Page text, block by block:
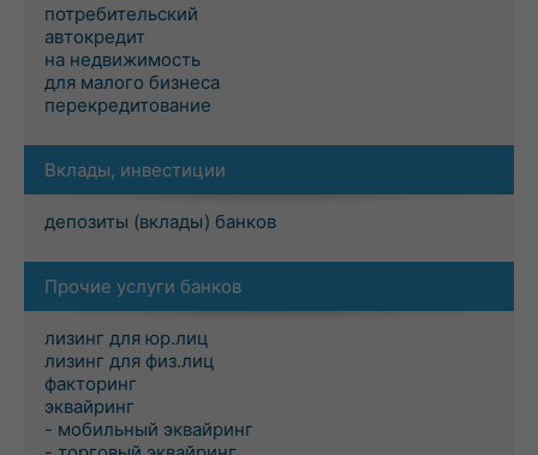
потребительский
автокредит
на недвижимость
для малого бизнеса
перекредитование
Вклады, инвестиции
депозиты (вклады) банков
Прочие услуги банков
лизинг для юр.лиц
лизинг для физ.лиц
факторинг
эквайринг
- мобильный эквайринг